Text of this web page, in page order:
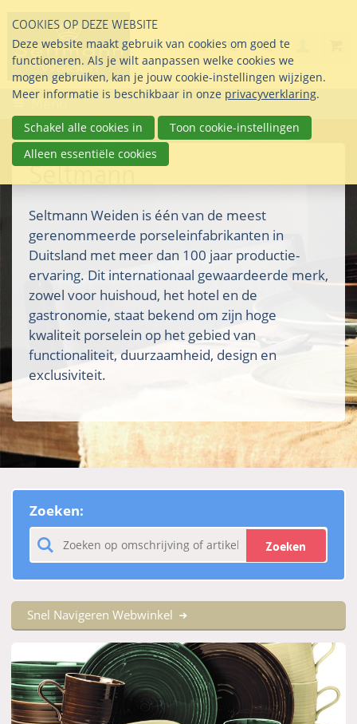
links
over
Direct
naar
inhoud
Direct
naar
het
info@seltmann-
Stel uw vraag
085 76 07 000
Search
Menu
Seltmann
Seltmann Weiden is één van de meest
gerenommeerde porseleinfabrikanten in
Duitsland met meer dan 100 jaar productie-
ervaring. Dit internationaal gewaardeerde merk,
zowel voor huishoud, het hotel en de
gastronomie, staat bekend om zijn hoge
kwaliteit porselein op het gebied van
functionaliteit, duurzaamheid, design en
exclusiviteit.
Zoeken:
Zoeken
Snel Navigeren Webwinkel
COOKIES OP DEZE WEBSITE
Deze website maakt gebruik van cookies om goed te
functioneren. Als je wilt aanpassen welke cookies we
mogen gebruiken, kan je jouw cookie-instellingen wijzigen.
Meer informatie is beschikbaar in onze privacyverklaring.
Schakel alle cookies in
Toon cookie-instellingen
Alleen essentiële cookies